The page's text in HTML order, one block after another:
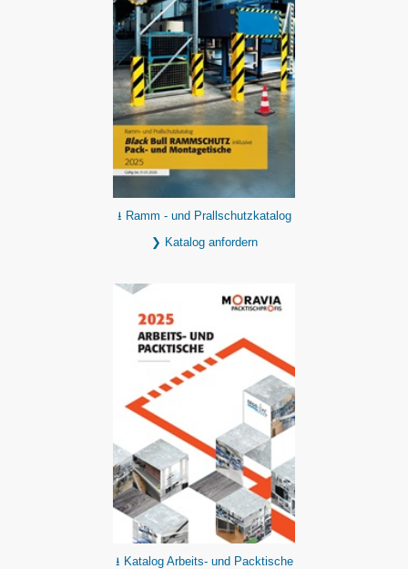
⭳ Ramm - und Prallschutzkatalog
❯ Katalog anfordern
⭳ Katalog Arbeits- und Packtische